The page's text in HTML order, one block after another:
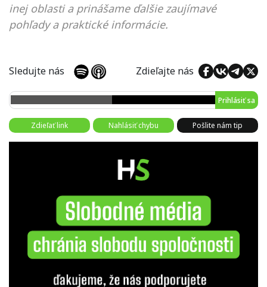
inej oblasti a prinášame ďalšie zaujímavé
pohľady a praktické informácie.
Sledujte nás Zdieľajte nás
Prihlásiť sa
Zdieľať link Nahlásiť chybu Pošlite nám tip